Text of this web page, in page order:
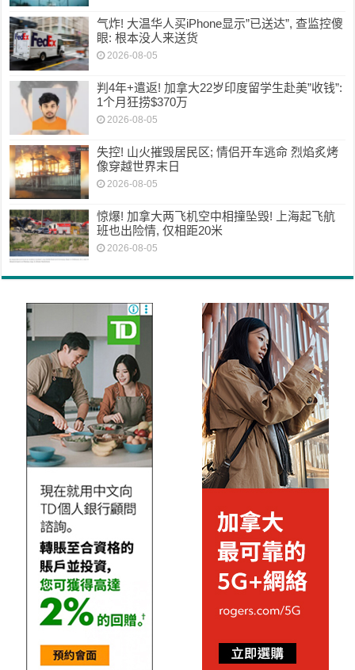
气炸! 大温华人买iPhone显示”已送达”, 查监控傻
眼: 根本没人来送货
2026-08-05
判4年+遣返! 加拿大22岁印度留学生赴美”收钱”:
1个月狂捞$370万
2026-08-05
失控! 山火摧毁居民区; 情侣开车逃命 烈焰炙烤
像穿越世界末日
2026-08-05
惊爆! 加拿大两飞机空中相撞坠毁! 上海起飞航
班也出险情, 仅相距20米
2026-08-05